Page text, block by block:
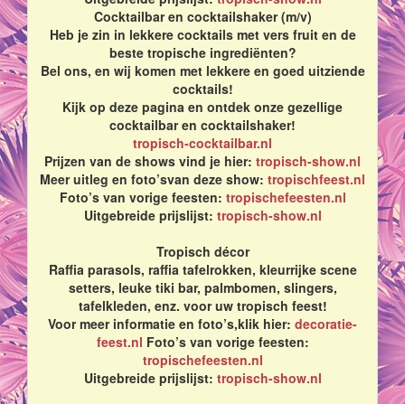
Cocktailbar en cocktailshaker (m/v)
Heb je zin in lekkere cocktails met vers fruit en de
beste tropische ingrediënten?
Bel ons, en wij komen met lekkere en goed uitziende
cocktails!
Kijk op deze pagina en ontdek onze gezellige
cocktailbar en cocktailshaker!
tropisch-cocktailbar.nl
Prijzen van de shows vind je hier: tropisch-show.nl
Meer uitleg en foto’svan deze show: tropischfeest.nl
Foto’s van vorige feesten: tropischefeesten.nl
Uitgebreide prijslijst: tropisch-show.nl
Tropisch décor
Raffia parasols, raffia tafelrokken, kleurrijke scene
setters, leuke tiki bar, palmbomen, slingers,
tafelkleden, enz. voor uw tropisch feest!
Voor meer informatie en foto’s,klik hier: decoratie-
feest.nl Foto’s van vorige feesten:
tropischefeesten.nl
Uitgebreide prijslijst: tropisch-show.nl